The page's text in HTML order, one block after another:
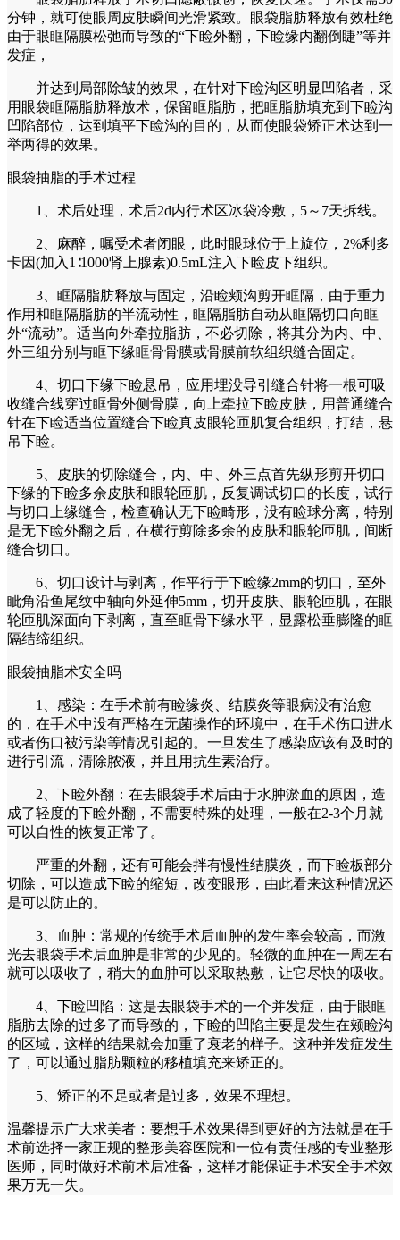
分钟，就可使眼周皮肤瞬间光滑紧致。眼袋脂肪释放有效杜绝
由于眼眶隔膜松弛而导致的“下睑外翻，下睑缘内翻倒睫”等并
发症，
并达到局部除皱的效果，在针对下睑沟区明显凹陷者，采
用眼袋眶隔脂肪释放术，保留眶脂肪，把眶脂肪填充到下睑沟
凹陷部位，达到填平下睑沟的目的，从而使眼袋矫正术达到一
举两得的效果。
眼袋抽脂的手术过程
1、术后处理，术后2d内行术区冰袋冷敷，5～7天拆线。
2、麻醉，嘱受术者闭眼，此时眼球位于上旋位，2%利多
卡因(加入1∶1000肾上腺素)0.5mL注入下睑皮下组织。
3、眶隔脂肪释放与固定，沿睑颊沟剪开眶隔，由于重力
作用和眶隔脂肪的半流动性，眶隔脂肪自动从眶隔切口向眶
外“流动”。适当向外牵拉脂肪，不必切除，将其分为内、中、
外三组分别与眶下缘眶骨骨膜或骨膜前软组织缝合固定。
4、切口下缘下睑悬吊，应用埋没导引缝合针将一根可吸
收缝合线穿过眶骨外侧骨膜，向上牵拉下睑皮肤，用普通缝合
针在下睑适当位置缝合下睑真皮眼轮匝肌复合组织，打结，悬
吊下睑。
5、皮肤的切除缝合，内、中、外三点首先纵形剪开切口
下缘的下睑多余皮肤和眼轮匝肌，反复调试切口的长度，试行
与切口上缘缝合，检查确认无下睑畸形，没有睑球分离，特别
是无下睑外翻之后，在横行剪除多余的皮肤和眼轮匝肌，间断
缝合切口。
6、切口设计与剥离，作平行于下睑缘2mm的切口，至外
眦角沿鱼尾纹中轴向外延伸5mm，切开皮肤、眼轮匝肌，在眼
轮匝肌深面向下剥离，直至眶骨下缘水平，显露松垂膨隆的眶
隔结缔组织。
眼袋抽脂术安全吗
1、感染：在手术前有睑缘炎、结膜炎等眼病没有治愈
的，在手术中没有严格在无菌操作的环境中，在手术伤口进水
或者伤口被污染等情况引起的。一旦发生了感染应该有及时的
进行引流，清除脓液，并且用抗生素治疗。
2、下睑外翻：在去眼袋手术后由于水肿淤血的原因，造
成了轻度的下睑外翻，不需要特殊的处理，一般在2-3个月就
可以自性的恢复正常了。
严重的外翻，还有可能会拌有慢性结膜炎，而下睑板部分
切除，可以造成下睑的缩短，改变眼形，由此看来这种情况还
是可以防止的。
3、血肿：常规的传统手术后血肿的发生率会较高，而激
光去眼袋手术后血肿是非常的少见的。轻微的血肿在一周左右
就可以吸收了，稍大的血肿可以采取热敷，让它尽快的吸收。
4、下睑凹陷：这是去眼袋手术的一个并发症，由于眼眶
脂肪去除的过多了而导致的，下睑的凹陷主要是发生在颊睑沟
的区域，这样的结果就会加重了衰老的样子。这种并发症发生
了，可以通过脂肪颗粒的移植填充来矫正的。
5、矫正的不足或者是过多，效果不理想。
温馨提示广大求美者：要想手术效果得到更好的方法就是在手
术前选择一家正规的整形美容医院和一位有责任感的专业整形
医师，同时做好术前术后准备，这样才能保证手术安全手术效
果万无一失。